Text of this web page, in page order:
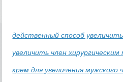
действенный способ
увеличить член
крем для увеличения